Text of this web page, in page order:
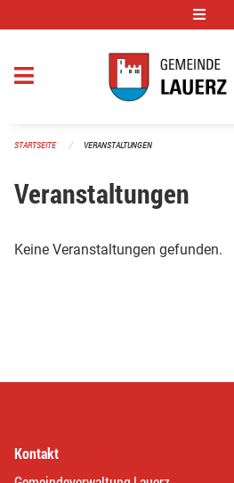
STARTSEITE VERANSTALTUNGEN
Veranstaltungen
Keine Veranstaltungen gefunden.
Kontakt